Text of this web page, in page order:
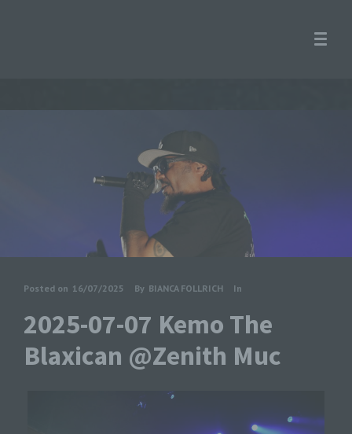
Posted on 16/07/2025 By BIANCA FOLLRICH In
2025-07-07 Kemo The
Blaxican @Zenith Muc